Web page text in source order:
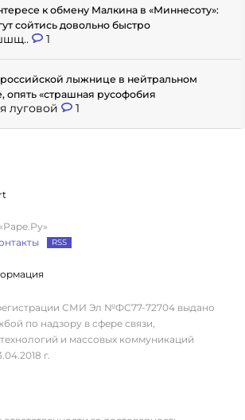
к обмену Малкина в «Миннесоту»:
сойтись довольно быстро
1
лыжнице в нейтральном
опять «страшная русофобия
луговой 1
RSS
СМИ Эл №ФС77-72704 выдано
по надзору в сфере связи,
и массовых коммуникаций
г.